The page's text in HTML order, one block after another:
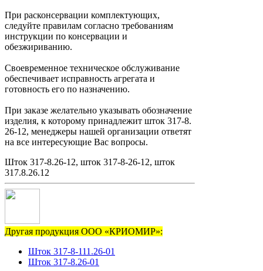
При расконсервации комплектующих,
следуйте правилам согласно требованиям
инструкции по консервации и
обезжириванию.
Своевременное техническое обслуживание
обеспечивает исправность агрегата и
готовность его по назначению.
При заказе желательно указывать обозначение
изделия, к которому принадлежит шток 317-8.
26-12, менеджеры нашей организации ответят
на все интересующие Вас вопросы.
Шток 317-8.26-12, шток 317-8-26-12, шток
317.8.26.12
Другая продукция ООО «КРИОМИР»:
Шток 317-8-111.26-01
Шток 317-8.26-01